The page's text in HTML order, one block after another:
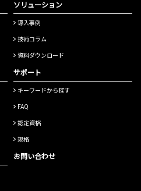
ソリューション
導入事例
技術コラム
資料ダウンロード
サポート
キーワードから探す
FAQ
認定資格
規格
お問い合わせ